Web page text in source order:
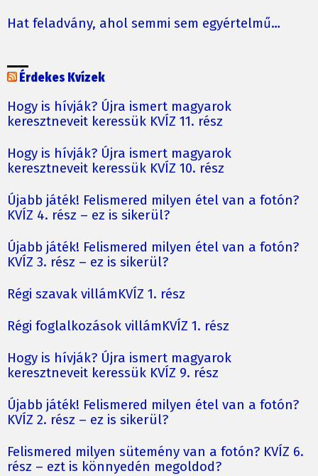
Hat feladvány, ahol semmi sem egyértelmű…
Érdekes Kvízek
Hogy is hívják? Újra ismert magyarok
keresztneveit keressük KVÍZ 11. rész
Hogy is hívják? Újra ismert magyarok
keresztneveit keressük KVÍZ 10. rész
Újabb játék! Felismered milyen étel van a fotón?
KVÍZ 4. rész – ez is sikerül?
Újabb játék! Felismered milyen étel van a fotón?
KVÍZ 3. rész – ez is sikerül?
Régi szavak villámKVÍZ 1. rész
Régi foglalkozások villámKVÍZ 1. rész
Hogy is hívják? Újra ismert magyarok
keresztneveit keressük KVÍZ 9. rész
Újabb játék! Felismered milyen étel van a fotón?
KVÍZ 2. rész – ez is sikerül?
Felismered milyen sütemény van a fotón? KVÍZ 6.
rész – ezt is könnyedén megoldod?